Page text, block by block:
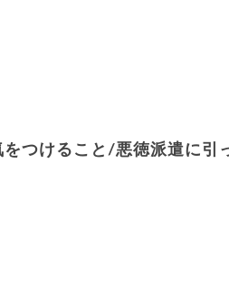
をつけること/悪徳派遣に引